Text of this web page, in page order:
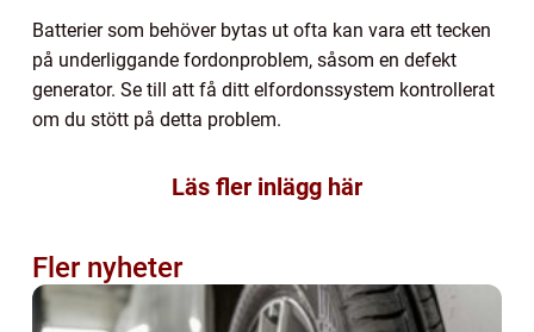
Batterier som behöver bytas ut ofta kan vara ett tecken
på underliggande fordonproblem, såsom en defekt
generator. Se till att få ditt elfordonssystem kontrollerat
om du stött på detta problem.
Läs fler inlägg här
Fler nyheter